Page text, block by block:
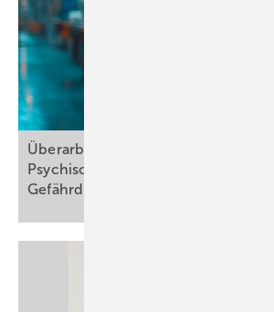
Überarbeitung des
Psychische Belastung“ für die
Gefährdungsbeurteilung